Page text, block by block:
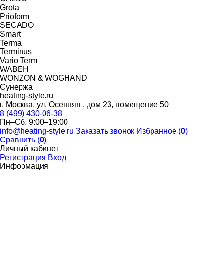
Grota
Prioform
SECADO
Smart
Terma
Terminus
Vario Term
WABEH
WONZON & WOGHAND
Сунержа
heating-style.ru
г. Москва, ул. Осенняя , дом 23, помещение 50
8 (499) 430-06-38
Пн–Сб. 9:00–19:00
info@heating-style.ru Заказать звонок Избранное (0)
Сравнить (0)
Личный кабинет
Регистрация Вход
Информация